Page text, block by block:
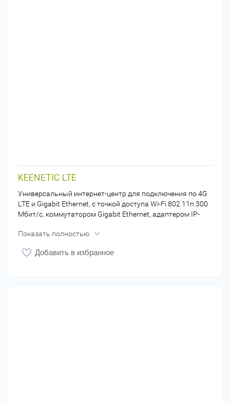
KEENETIC LTE
Универсальный интернет-центр для подключения по 4G
LTE и Gigabit Ethernet, с точкой доступа Wi-Fi 802.11n 300
Мбит/с, коммутатором Gigabit Ethernet, адаптером IP-
Показать полностью
Добавить в избранное